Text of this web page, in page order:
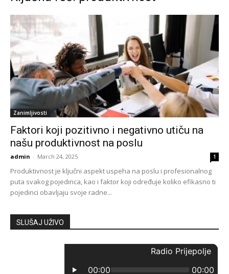
Zanimljivosti
Faktori koji pozitivno i negativno utiču na
našu produktivnost na poslu
admin - March 24, 2025 1
Produktivnost je ključni aspekt uspeha na poslu i profesionalnog
puta svakog pojedinca, kao i faktor koji određuje koliko efikasno ti
pojedinci obavljaju svoje radne...
SLUŠAJ UŽIVO